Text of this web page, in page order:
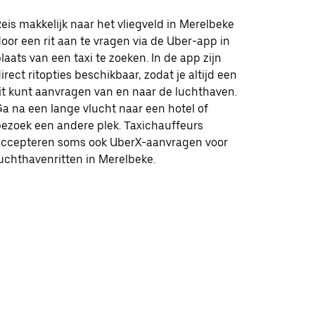
makkelijk naar het vliegveld in Merelbeke
een rit aan te vragen via de Uber-app in
van een taxi te zoeken. In de app zijn
ritopties beschikbaar, zodat je altijd een
kunt aanvragen van en naar de luchthaven.
na een lange vlucht naar een hotel of
een andere plek. Taxichauffeurs
soms ook UberX-aanvragen voor
in Merelbeke.